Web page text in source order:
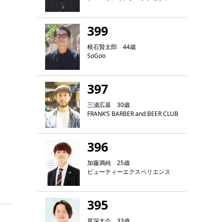
399
根石賢太郎 44歳
SoGoo
397
三浦広基 30歳
FRANK‘S BARBER and BEER CLUB
396
加藤満純 25歳
ビューティーエクスペリエンス
395